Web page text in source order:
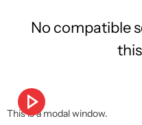
This is a modal window.
No compatible